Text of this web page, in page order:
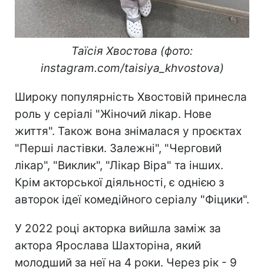
Таїсія Хвостова (фото:
instagram.com/taisiya_khvostova)
Широку популярність Хвостовій принесла
роль у серіалі "Жіночий лікар. Нове
життя". Також вона знімалася у проєктах
"Перші ластівки. Залежні", "Черговий
лікар", "Виклик", "Лікар Віра" та інших.
Крім акторської діяльності, є однією з
авторок ідеї комедійного серіалу "Фіцики".
У 2022 році акторка вийшла заміж за
актора Ярослава Шахторіна, який
молодший за неї на 4 роки. Через рік - 9